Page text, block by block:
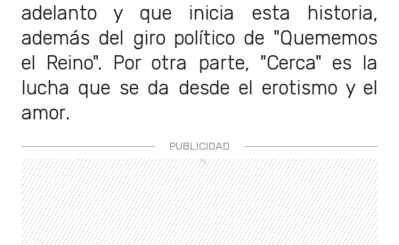
adelanto y que inicia esta historia,
además del giro político de "Quememos
el Reino". Por otra parte, "Cerca" es la
lucha que se da desde el erotismo y el
amor.